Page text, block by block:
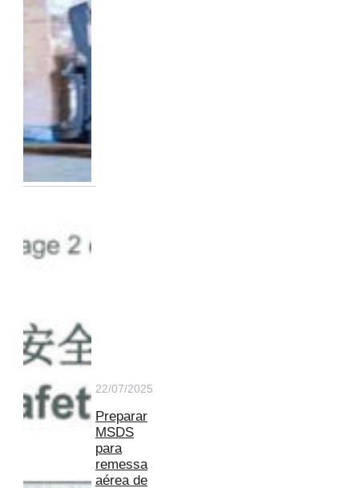
22/07/2025
Preparar
MSDS
para
remessa
aérea de